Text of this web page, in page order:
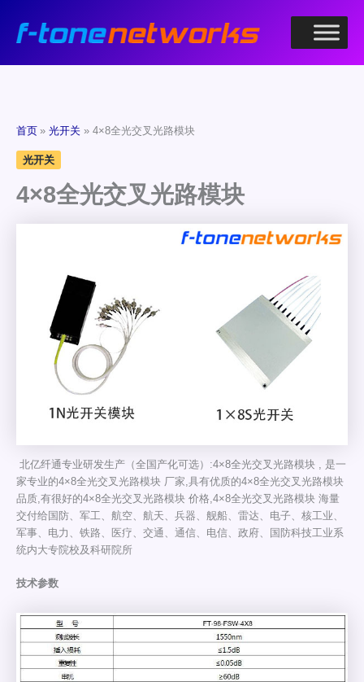
首页 光开关 4×8全光交叉光路模块
光开关
4×8全光交叉光路模块
北亿纤通专业研发生产（全国产化可选）:4×8全光交叉光路模块 , 是一
家专业的4×8全光交叉光路模块 厂家,具有优质的4×8全光交叉光路模块
品质,有很好的4×8全光交叉光路模块 价格,4×8全光交叉光路模块 海量
交付给国防、军工、航空、航天、兵器、舰船、雷达、电子、核工业、
军事、电力、铁路、医疗、交通、通信、电信、政府、国防科技工业系
统内大专院校及科研院所
技术参数